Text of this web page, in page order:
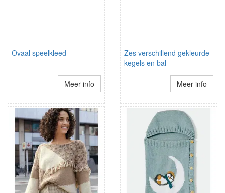
Ovaal speelkleed
Meer info
Zes verschillend gekleurde
kegels en bal
Meer info